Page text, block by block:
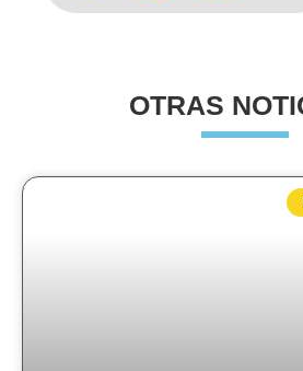
OTRAS